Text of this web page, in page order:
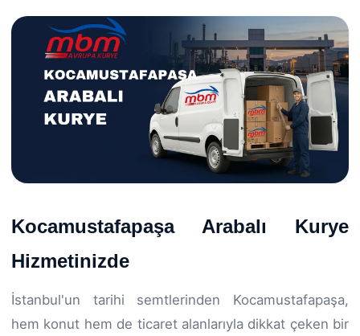
Kocamustafapaşa Arabalı Kurye
Hizmetinizde
İstanbul'un tarihi semtlerinden Kocamustafapaşa,
hem konut hem de ticaret alanlarıyla dikkat çeken bir